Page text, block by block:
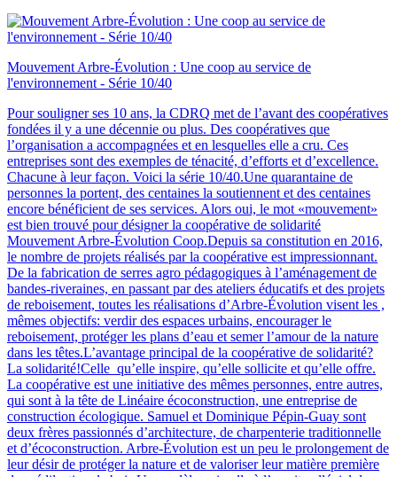
Mouvement Arbre-Évolution : Une coop au service de
l'environnement - Série 10/40
Pour souligner ses 10 ans, la CDRQ met de l’avant des coopératives
fondées il y a une décennie ou plus. Des coopératives que
l’organisation a accompagnées et en lesquelles elle a cru. Ces
entreprises sont des exemples de ténacité, d’efforts et d’excellence.
Chacune à leur façon. Voici la série 10/40.Une quarantaine de
personnes la portent, des centaines la soutiennent et des centaines
encore bénéficient de ses services. Alors oui, le mot «mouvement»
est bien trouvé pour désigner la coopérative de solidarité
Mouvement Arbre-Évolution Coop.Depuis sa constitution en 2016,
le nombre de projets réalisés par la coopérative est impressionnant.
De la fabrication de serres agro pédagogiques à l’aménagement de
bandes-riveraines, en passant par des ateliers éducatifs et des projets
de reboisement, toutes les réalisations d’Arbre-Évolution visent les ,
mêmes objectifs: verdir des espaces urbains, encourager le
reboisement, protéger les plans d’eau et semer l’amour de la nature
dans les têtes.L’avantage principal de la coopérative de solidarité?
La solidarité!Celle qu’elle inspire, qu’elle sollicite et qu’elle offre.
La coopérative est une initiative des mêmes personnes, entre autres,
qui sont à la tête de Linéaire écoconstruction, une entreprise de
construction écologique. Samuel et Dominique Pépin-Guay sont
deux frères passionnés d’architecture, de charpenterie traditionnelle
et d’écoconstruction. Arbre-Évolution est un peu le prolongement de
leur désir de protéger la nature et de valoriser leur matière première